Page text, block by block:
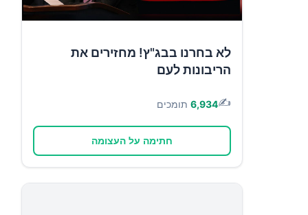
לא בחרנו בבג"ץ! מחזירים את
הריבונות לעם
✍️
6,934 תומכים
חתימה על העצומה